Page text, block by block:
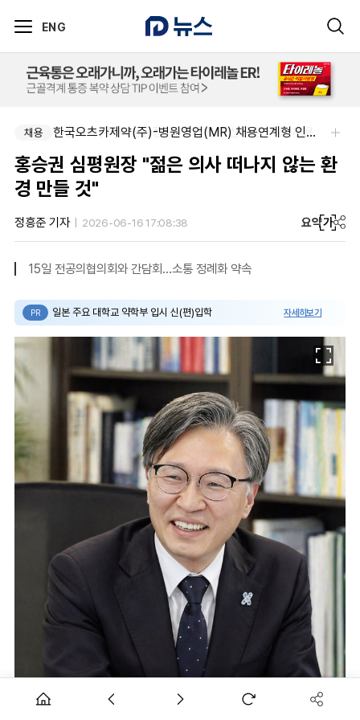
ENG
채용 한국오츠카제약(주)-병원영업(MR) 채용연계형 인턴(신입사원) 모집 공고
채용 동성제약(주)아산공장-동성제약 아산공장 약사 채용
홍승권 심평원장 "젊은 의사 떠나지 않는 환
경 만들 것"
정흥준 기자 2026-06-16 17:08:38 요약가
15일 전공의협의회와 간담회...소통 정례화 약속
PR 일본 주요 대학교 약학부 입시 신(편)입학 자세히보기